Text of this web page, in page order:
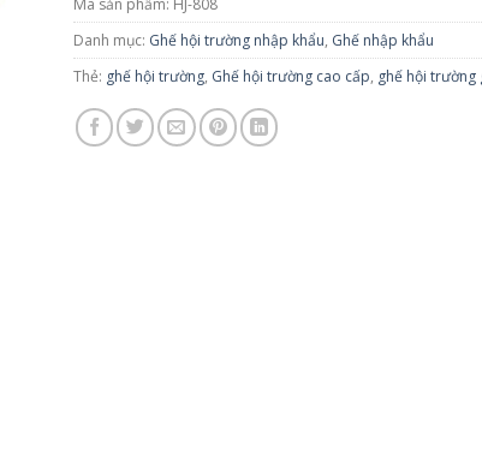
Mã sản phẩm: HJ-808
Danh mục: Ghế hội trường nhập khẩu, Ghế nhập khẩu
Thẻ: ghế hội trường, Ghế hội trường cao cấp, ghế hội trường